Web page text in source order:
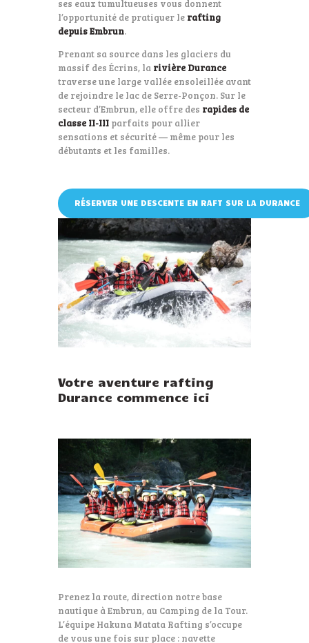
ses eaux tumultueuses vous donnent
l’opportunité de pratiquer le rafting
depuis Embrun.
Prenant sa source dans les glaciers du
massif des Écrins, la rivière Durance
traverse une large vallée ensoleillée avant
de rejoindre le lac de Serre-Ponçon. Sur le
secteur d’Embrun, elle offre des rapides de
classe II-III parfaits pour allier
sensations et sécurité — même pour les
débutants et les familles.
RÉSERVER UNE DESCENTE EN RAFT SUR LA DURANCE
Votre aventure rafting
Durance commence ici
Prenez la route, direction notre base
nautique à Embrun, au Camping de la Tour.
L’équipe Hakuna Matata Rafting s’occupe
de vous une fois sur place : navette